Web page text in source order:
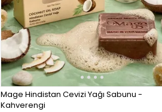
Mage Hindistan Cevizi Yağı Sabunu -
Kahverengi